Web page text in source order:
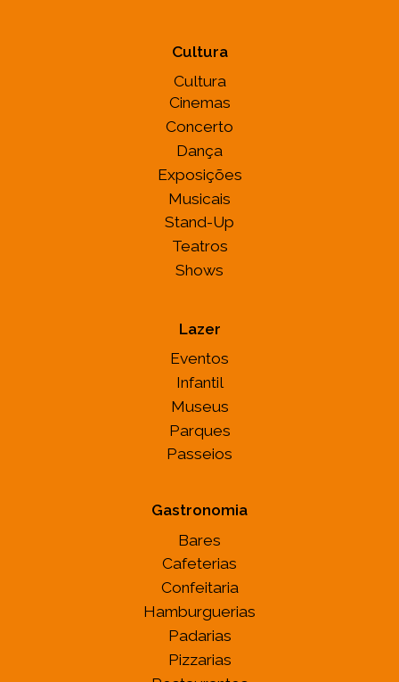
Cultura
Cultura
Cinemas
Concerto
Dança
Exposições
Musicais
Stand-Up
Teatros
Shows
Lazer
Eventos
Infantil
Museus
Parques
Passeios
Gastronomia
Bares
Cafeterias
Confeitaria
Hamburguerias
Padarias
Pizzarias